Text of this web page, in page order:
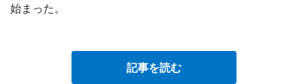
始まった。
記事を読む